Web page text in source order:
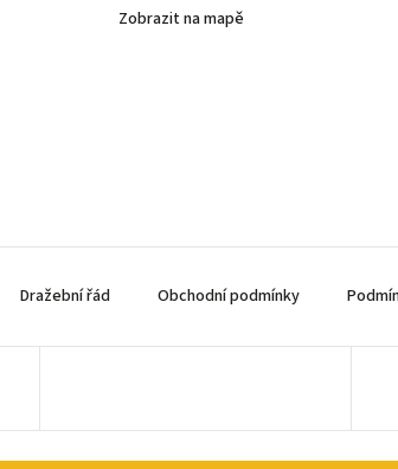
Zobrazit na mapě
Dražební řád Obchodní podmínky